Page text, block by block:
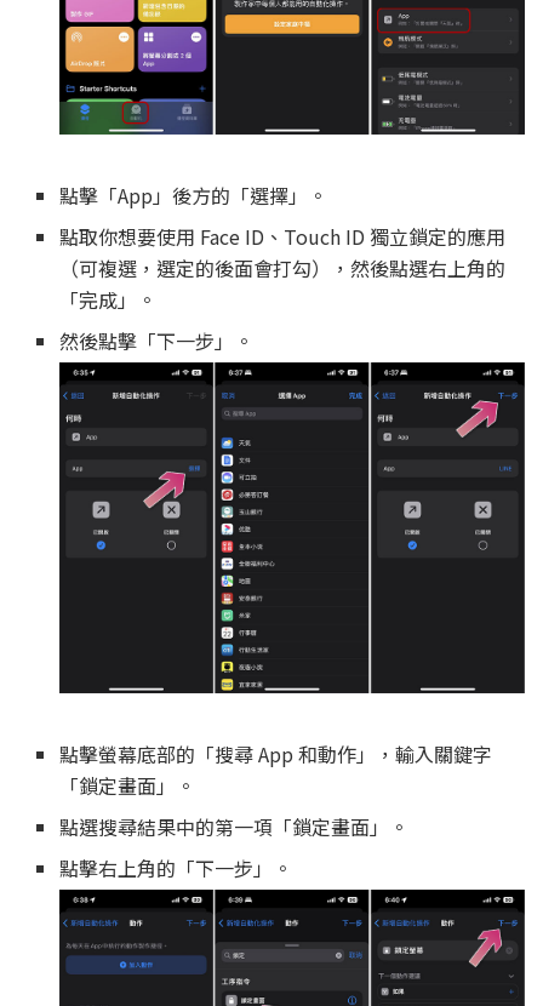
點擊「App」後方的「選擇」。
點取你想要使用 Face ID、Touch ID 獨立鎖定的應用
（可複選，選定的後面會打勾），然後點選右上角的
「完成」。
然後點擊「下一步」。
點擊螢幕底部的「搜尋 App 和動作」，輸入關鍵字
「鎖定畫面」。
點選搜尋結果中的第一項「鎖定畫面」。
點擊右上角的「下一步」。